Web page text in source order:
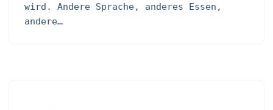
wird. Andere Sprache, anderes Essen,
andere…